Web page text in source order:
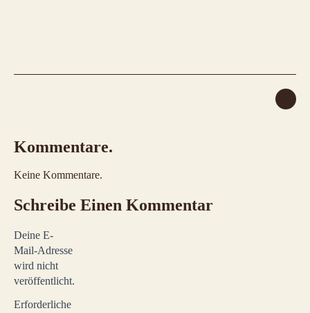
Kommentare.
Keine Kommentare.
Schreibe Einen Kommentar
Deine E-
Mail-Adresse
wird nicht
veröffentlicht.
Erforderliche